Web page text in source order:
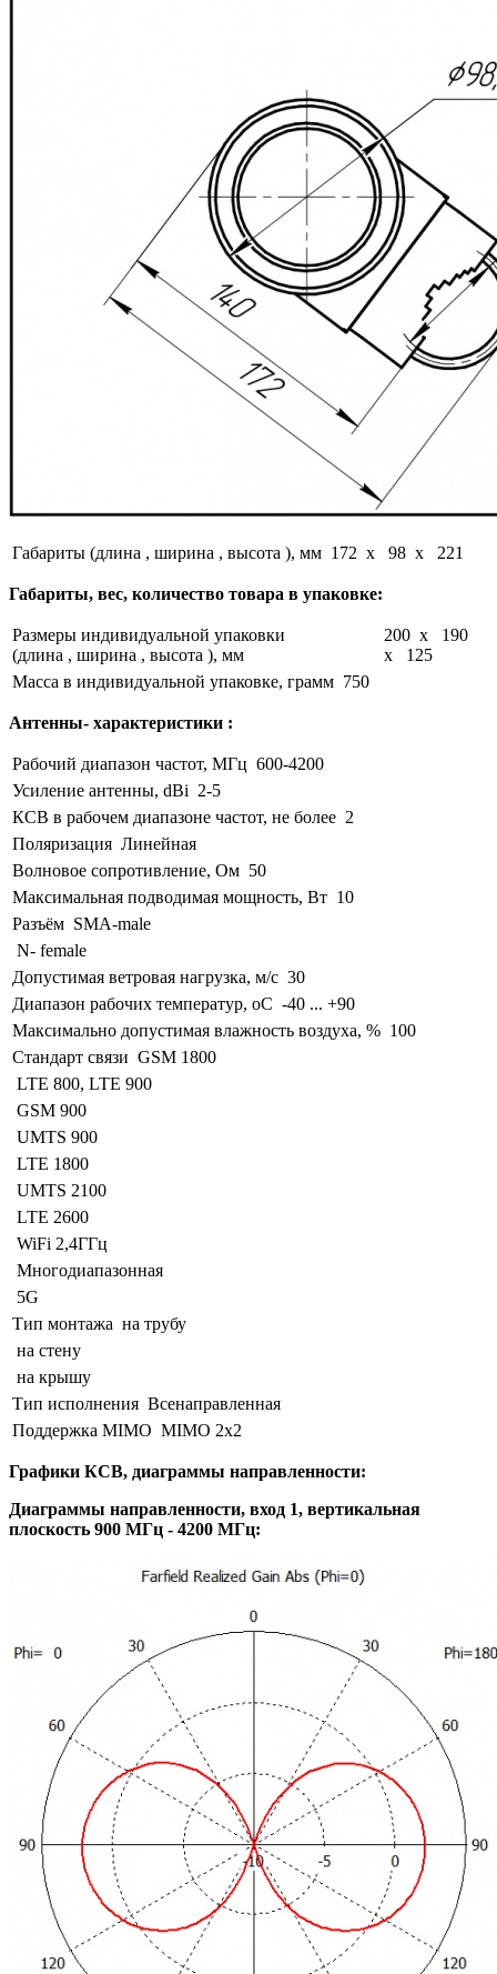
Габариты (длина , ширина , высота ), мм 172 x 98 x 221
Габариты, вес, количество товара в упаковке:
Размеры индивидуальной упаковки
(длина , ширина , высота ), мм
200 x 190
x 125
Масса в индивидуальной упаковке, грамм 750
Антенны- характеристики :
Рабочий диапазон частот, МГц 600-4200
Усиление антенны, dBi 2-5
КСВ в рабочем диапазоне частот, не более 2
Поляризация Линейная
Волновое сопротивление, Ом 50
Максимальная подводимая мощность, Вт 10
Разъём SMA-male
N- female
Допустимая ветровая нагрузка, м/с 30
Диапазон рабочих температур, оС -40 ... +90
Максимально допустимая влажность воздуха, % 100
Стандарт связи GSM 1800
LTE 800, LTE 900
GSM 900
UMTS 900
LTE 1800
UMTS 2100
LTE 2600
WiFi 2,4ГГц
Многодиапазонная
5G
Тип монтажа на трубу
на стену
на крышу
Тип исполнения Всенаправленная
Поддержка MIMO MIMO 2x2
Графики КСВ, диаграммы направленности:
Диаграммы направленности, вход 1, вертикальная
плоскость 900 МГц - 4200 МГц: